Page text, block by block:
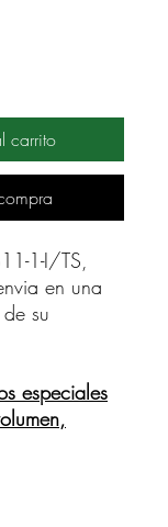
carrito
1-I/TS,
en una
su
especiales